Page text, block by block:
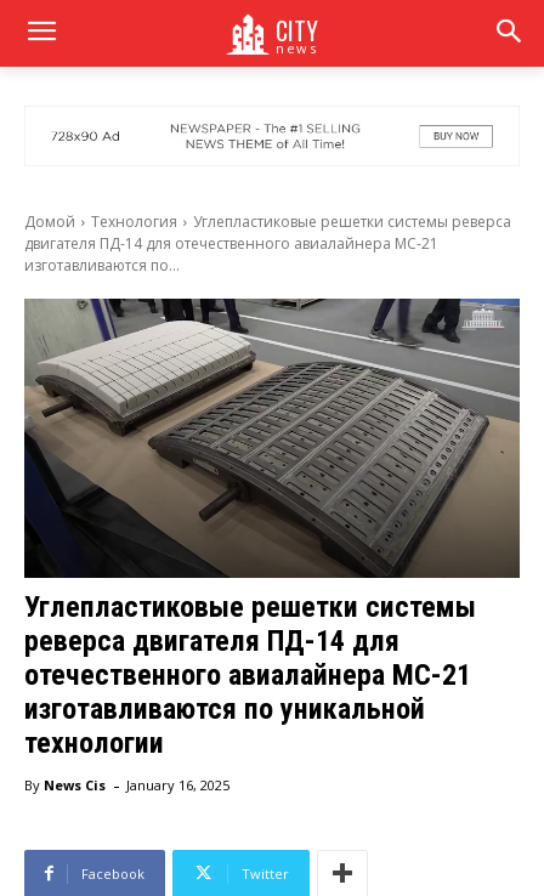
CITY
news
Домой Технология
Углепластиковые решетки системы реверса
двигателя ПД-14 для отечественного авиалайнера МС-21
изготавливаются по...
Углепластиковые решетки системы
реверса двигателя ПД-14 для
отечественного авиалайнера МС-21
изготавливаются по уникальной
технологии
By News Cis - January 16, 2025
Facebook Twitter